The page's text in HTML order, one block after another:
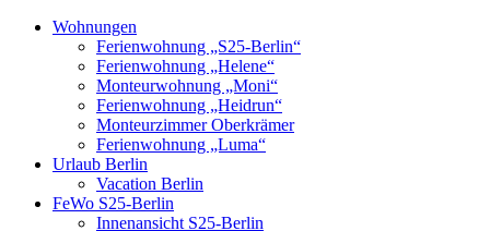
Wohnungen
Ferienwohnung „S25-Berlin“
Ferienwohnung „Helene“
Monteurwohnung „Moni“
Ferienwohnung „Heidrun“
Monteurzimmer Oberkrämer
Ferienwohnung „Luma“
Urlaub Berlin
Vacation Berlin
FeWo S25-Berlin
Innenansicht S25-Berlin